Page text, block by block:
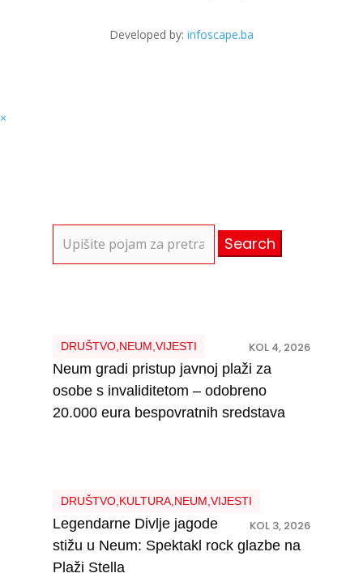
Developed by: infoscape.ba
×
for:
DRUŠTVO, NEUM VIJESTI KOL 4, 2026
Neum gradi pristup javnoj plaži za
osobe s invaliditetom – odobreno
20.000 eura bespovratnih sredstava
DRUŠTVO, KULTURA, NEUM VIJESTI
KOL 3, 2026
Legendarne Divlje jagode
stižu u Neum: Spektakl rock glazbe na
Plaži Stella